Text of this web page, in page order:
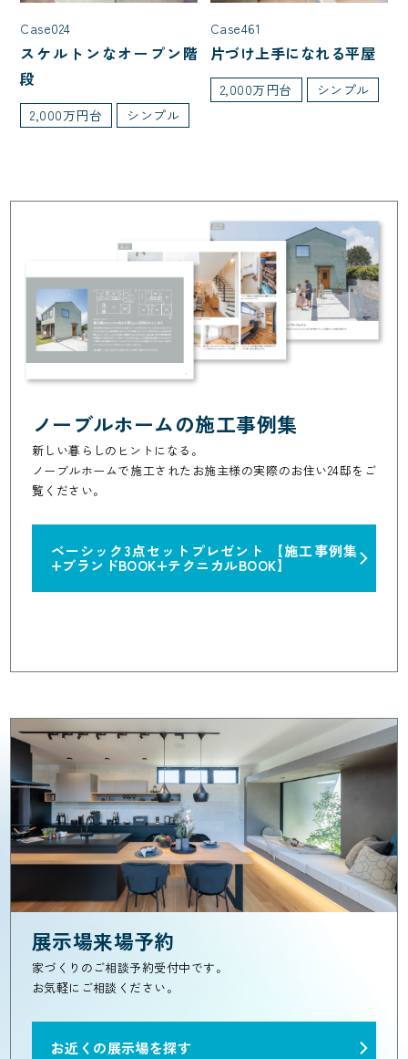
Case024
スケルトンなオープン階
段
2,000万円台 シンプル
Case461
片づけ上手になれる平屋
2,000万円台 シンプル
ノーブルホームの施工事例集
新しい暮らしのヒントになる。
ノーブルホームで施工されたお施主様の実際のお住い24邸をご
覧ください。
ベーシック3点セットプレゼント 【施工事例集
+ブランドBOOK+テクニカルBOOK】
展示場来場予約
家づくりのご相談予約受付中です。
お気軽にご相談ください。
お近くの展示場を探す